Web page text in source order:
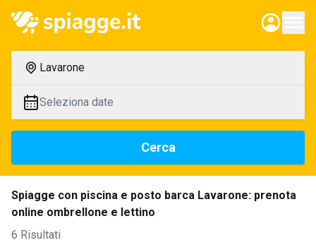
Lavarone
Seleziona date
Cerca
Spiagge con piscina e posto barca Lavarone: prenota
online ombrellone e lettino
6 Risultati